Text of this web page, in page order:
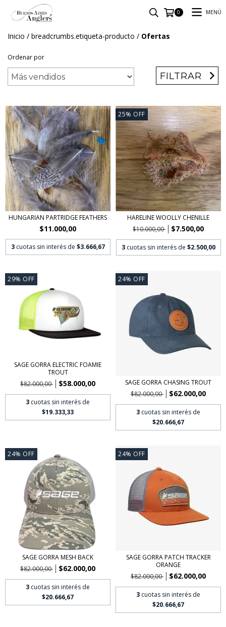
0 MENÚ
Inicio / breadcrumbs.etiqueta-producto / Ofertas
Ordenar por
FILTRAR
HUNGARIAN PARTRIDGE FEATHERS
$11.000,00
3 cuotas sin interés de $3.666,67
25% OFF
HARELINE WOOLLY CHENILLE
$10.000,00
$7.500,00
3 cuotas sin interés de $2.500,00
29% OFF
SAGE GORRA ELECTRIC FOAMIE
TROUT
$82.000,00
$58.000,00
3 cuotas sin interés de
$19.333,33
24% OFF
SAGE GORRA CHASING TROUT
$82.000,00
$62.000,00
3 cuotas sin interés de
$20.666,67
24% OFF
SAGE GORRA MESH BACK
$82.000,00
$62.000,00
3 cuotas sin interés de
$20.666,67
24% OFF
SAGE GORRA PATCH TRACKER
ORANGE
$82.000,00
$62.000,00
3 cuotas sin interés de
$20.666,67